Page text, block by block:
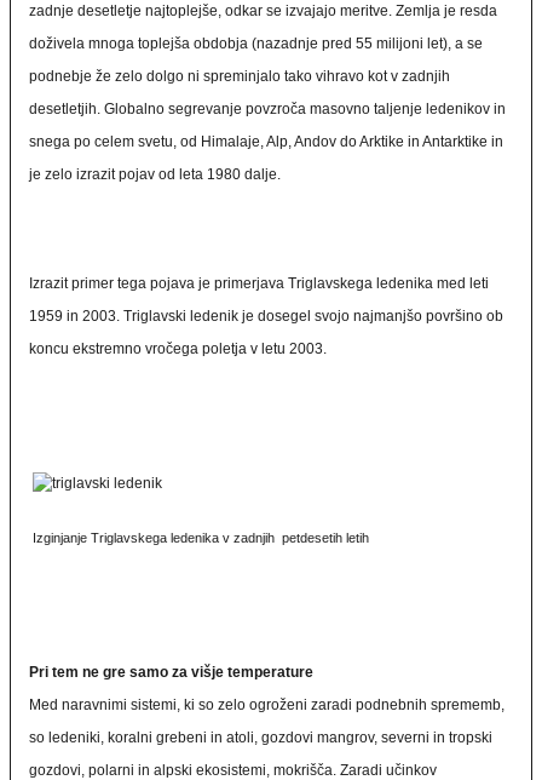
zadnje desetletje najtoplejše, odkar se izvajajo meritve. Zemlja je resda
doživela mnoga toplejša obdobja (nazadnje pred 55 milijoni let), a se
podnebje že zelo dolgo ni spreminjalo tako vihravo kot v zadnjih
desetletjih. Globalno segrevanje povzroča masovno taljenje ledenikov in
snega po celem svetu, od Himalaje, Alp, Andov do Arktike in Antarktike in
je zelo izrazit pojav od leta 1980 dalje.
Izrazit primer tega pojava je primerjava Triglavskega ledenika med leti
1959 in 2003. Triglavski ledenik je dosegel svojo najmanjšo površino ob
koncu ekstremno vročega poletja v letu 2003.
Izginjanje Triglavskega ledenika v zadnjih petdesetih letih
Pri tem ne gre samo za višje temperature
Med naravnimi sistemi, ki so zelo ogroženi zaradi podnebnih sprememb,
so ledeniki, koralni grebeni in atoli, gozdovi mangrov, severni in tropski
gozdovi, polarni in alpski ekosistemi, mokrišča. Zaradi učinkov